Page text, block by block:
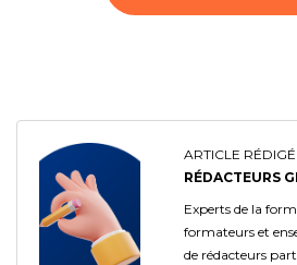
ARTICLE
RÉDACTEURS
Experts de la
formateurs et
de rédacteurs